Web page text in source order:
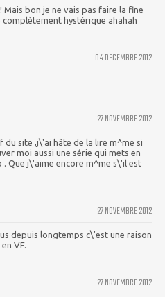
bon je ne vais pas faire la fine
hystérique ahahah
04 DECEMBRE 2012
27 NOVEMBRE 2012
site ,j\'ai hâte de la lire m^me si
moi aussi une série qui mets en
Que j\'aime encore m^me s\'il est
27 NOVEMBRE 2012
depuis longtemps c\'est une raison
VF.
27 NOVEMBRE 2012